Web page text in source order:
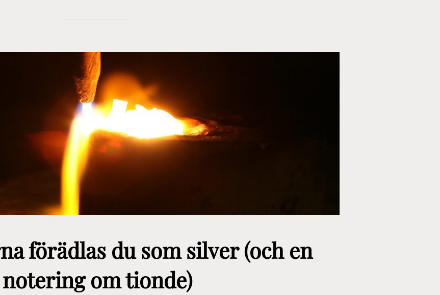
förädlas du som silver (och en
notering om tionde)